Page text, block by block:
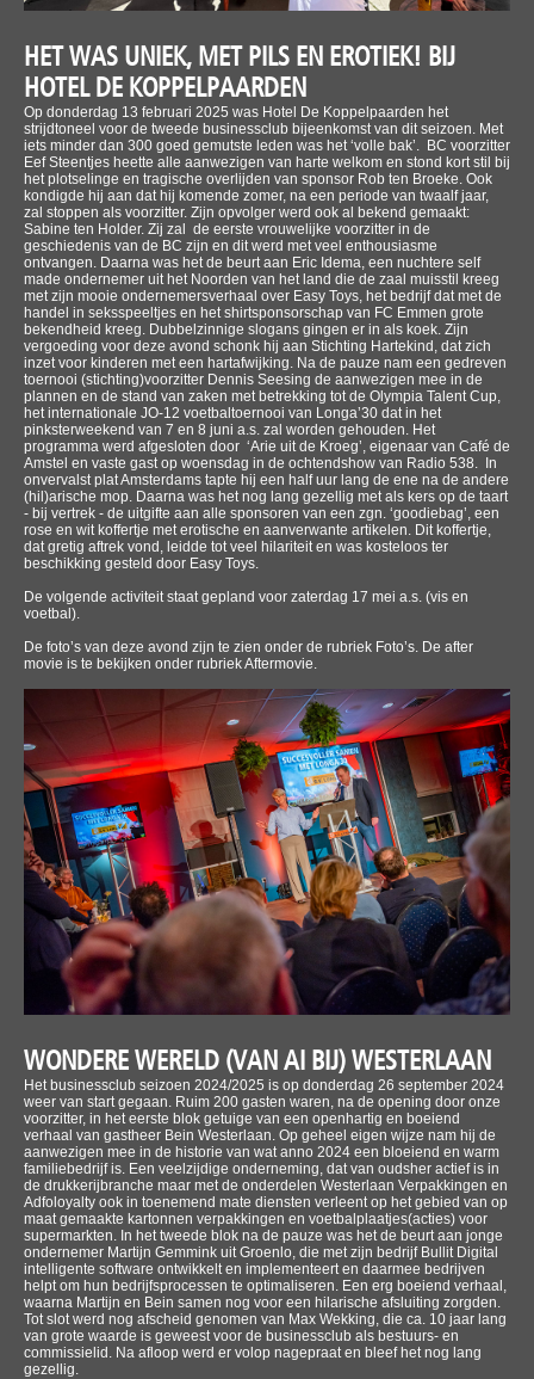
HET WAS UNIEK, MET PILS EN EROTIEK! BIJ
HOTEL DE KOPPELPAARDEN
Op donderdag 13 februari 2025 was Hotel De Koppelpaarden het
strijdtoneel voor de tweede businessclub bijeenkomst van dit seizoen. Met
iets minder dan 300 goed gemutste leden was het ‘volle bak’. BC voorzitter
Eef Steentjes heette alle aanwezigen van harte welkom en stond kort stil bij
het plotselinge en tragische overlijden van sponsor Rob ten Broeke. Ook
kondigde hij aan dat hij komende zomer, na een periode van twaalf jaar,
zal stoppen als voorzitter. Zijn opvolger werd ook al bekend gemaakt:
Sabine ten Holder. Zij zal de eerste vrouwelijke voorzitter in de
geschiedenis van de BC zijn en dit werd met veel enthousiasme
ontvangen. Daarna was het de beurt aan Eric Idema, een nuchtere self
made ondernemer uit het Noorden van het land die de zaal muisstil kreeg
met zijn mooie ondernemersverhaal over Easy Toys, het bedrijf dat met de
handel in seksspeeltjes en het shirtsponsorschap van FC Emmen grote
bekendheid kreeg. Dubbelzinnige slogans gingen er in als koek. Zijn
vergoeding voor deze avond schonk hij aan Stichting Hartekind, dat zich
inzet voor kinderen met een hartafwijking. Na de pauze nam een gedreven
toernooi (stichting)voorzitter Dennis Seesing de aanwezigen mee in de
plannen en de stand van zaken met betrekking tot de Olympia Talent Cup,
het internationale JO-12 voetbaltoernooi van Longa’30 dat in het
pinksterweekend van 7 en 8 juni a.s. zal worden gehouden. Het
programma werd afgesloten door ‘Arie uit de Kroeg’, eigenaar van Café de
Amstel en vaste gast op woensdag in de ochtendshow van Radio 538. In
onvervalst plat Amsterdams tapte hij een half uur lang de ene na de andere
(hil)arische mop. Daarna was het nog lang gezellig met als kers op de taart
- bij vertrek - de uitgifte aan alle sponsoren van een zgn. ‘goodiebag’, een
rose en wit koffertje met erotische en aanverwante artikelen. Dit koffertje,
dat gretig aftrek vond, leidde tot veel hilariteit en was kosteloos ter
beschikking gesteld door Easy Toys.
De volgende activiteit staat gepland voor zaterdag 17 mei a.s. (vis en
voetbal).
De foto’s van deze avond zijn te zien onder de rubriek Foto’s. De after
movie is te bekijken onder rubriek Aftermovie.
WONDERE WERELD (VAN AI BIJ) WESTERLAAN
Het businessclub seizoen 2024/2025 is op donderdag 26 september 2024
weer van start gegaan. Ruim 200 gasten waren, na de opening door onze
voorzitter, in het eerste blok getuige van een openhartig en boeiend
verhaal van gastheer Bein Westerlaan. Op geheel eigen wijze nam hij de
aanwezigen mee in de historie van wat anno 2024 een bloeiend en warm
familiebedrijf is. Een veelzijdige onderneming, dat van oudsher actief is in
de drukkerijbranche maar met de onderdelen Westerlaan Verpakkingen en
Adfoloyalty ook in toenemend mate diensten verleent op het gebied van op
maat gemaakte kartonnen verpakkingen en voetbalplaatjes(acties) voor
supermarkten. In het tweede blok na de pauze was het de beurt aan jonge
ondernemer Martijn Gemmink uit Groenlo, die met zijn bedrijf Bullit Digital
intelligente software ontwikkelt en implementeert en daarmee bedrijven
helpt om hun bedrijfsprocessen te optimaliseren. Een erg boeiend verhaal,
waarna Martijn en Bein samen nog voor een hilarische afsluiting zorgden.
Tot slot werd nog afscheid genomen van Max Wekking, die ca. 10 jaar lang
van grote waarde is geweest voor de businessclub als bestuurs- en
commissielid. Na afloop werd er volop nagepraat en bleef het nog lang
gezellig.